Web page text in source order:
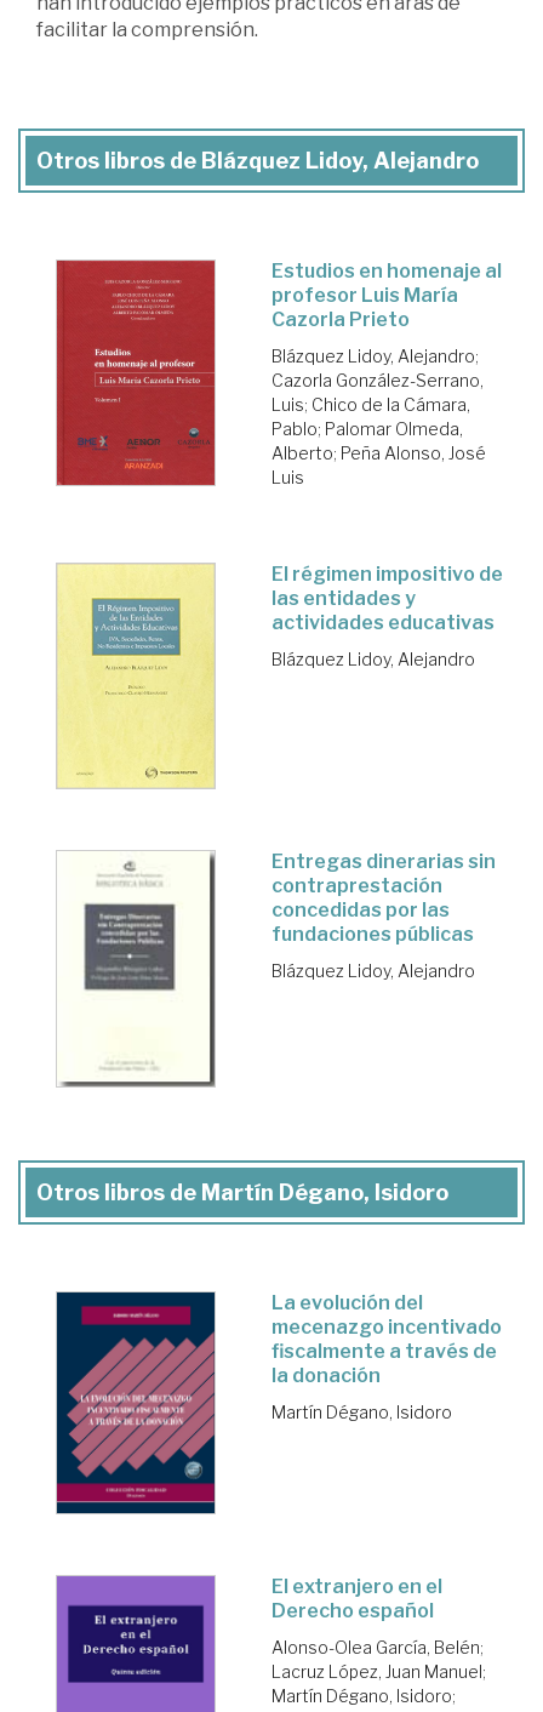
facilitar la comprensión.
Otros libros de Blázquez Lidoy, Alejandro
Estudios en homenaje al
profesor Luis María
Cazorla Prieto
Blázquez Lidoy, Alejandro;
Cazorla González-Serrano,
Luis; Chico de la Cámara,
Pablo; Palomar Olmeda,
Alberto; Peña Alonso, José
Luis
El régimen impositivo de
las entidades y
actividades educativas
Blázquez Lidoy, Alejandro
Entregas dinerarias sin
contraprestación
concedidas por las
fundaciones públicas
Blázquez Lidoy, Alejandro
Otros libros de Martín Dégano, Isidoro
La evolución del
mecenazgo incentivado
fiscalmente a través de
la donación
Martín Dégano, Isidoro
El extranjero en el
Derecho español
Alonso-Olea García, Belén;
Lacruz López, Juan Manuel;
Martín Dégano, Isidoro;